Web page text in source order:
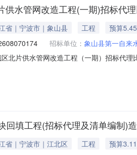
供水管网改造工程(一期)招标代
省｜宁波市｜象山县 工程
预算
招标单位： 象山县第一自来
北片供水管网改造工程（一期）招标代
本项目共改造DN20-DN600给水管道约
回填工程(招标代理及清单编制)
省｜宁波市｜江北区 工程
预算